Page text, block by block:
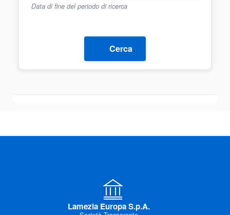
Data di fine del periodo di ricerca
Cerca
Lamezia Europa S.p.A.